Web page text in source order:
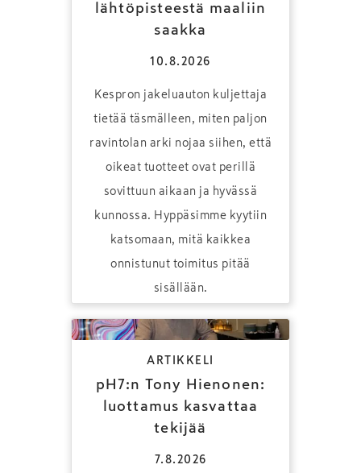
lähtöpisteestä maaliin
saakka
10.8.2026
Kespron jakeluauton kuljettaja
tietää täsmälleen, miten paljon
ravintolan arki nojaa siihen, että
oikeat tuotteet ovat perillä
sovittuun aikaan ja hyvässä
kunnossa. Hyppäsimme kyytiin
katsomaan, mitä kaikkea
onnistunut toimitus pitää
sisällään.
ARTIKKELI
pH7:n Tony Hienonen:
luottamus kasvattaa
tekijää
7.8.2026